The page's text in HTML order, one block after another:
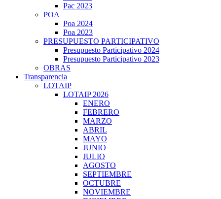
Pac 2023
POA
Poa 2024
Poa 2023
PRESUPUESTO PARTICIPATIVO
Presupuesto Participativo 2024
Presupuesto Participativo 2023
OBRAS
Transparencia
LOTAIP
LOTAIP 2026
ENERO
FEBRERO
MARZO
ABRIL
MAYO
JUNIO
JULIO
AGOSTO
SEPTIEMBRE
OCTUBRE
NOVIEMBRE